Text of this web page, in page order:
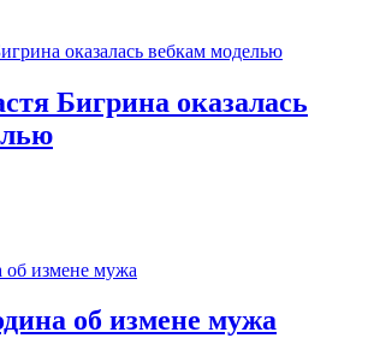
Бигрина оказалась
об измене мужа